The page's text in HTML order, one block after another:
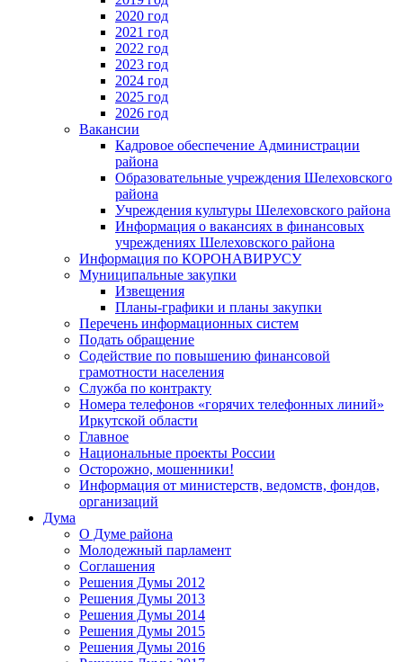
2020 год
2021 год
2022 год
2023 год
2024 год
2025 год
2026 год
Вакансии
Кадровое обеспечение Администрации
района
Образовательные учреждения Шелеховского
района
Учреждения культуры Шелеховского района
Информация о вакансиях в финансовых
учреждениях Шелеховского района
Информация по КОРОНАВИРУСУ
Муниципальные закупки
Извещения
Планы-графики и планы закупки
Перечень информационных систем
Подать обращение
Содействие по повышению финансовой
грамотности населения
Служба по контракту
Номера телефонов «горячих телефонных линий»
Иркутской области
Главное
Национальные проекты России
Осторожно, мошенники!
Информация от министерств, ведомств, фондов,
организаций
Дума
О Думе района
Молодежный парламент
Соглашения
Решения Думы 2012
Решения Думы 2013
Решения Думы 2014
Решения Думы 2015
Решения Думы 2016